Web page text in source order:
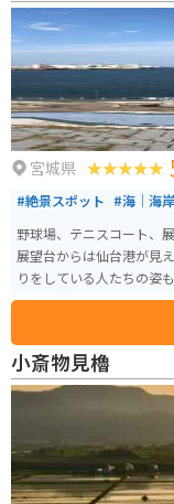
然破壊の影響を受けつつ
おり、蒲生干潟の貴重な
ァーや釣人がいますので
宮城県
#絶景スポット #海｜海
野球場、テニスコート、
展望台からは仙台港が見
りをしている人たちの姿
ートを敷いてランチをす
子でキャッチボールをし
心地よく散歩するだけで
自販機もあり、近くには
小斎物見櫓